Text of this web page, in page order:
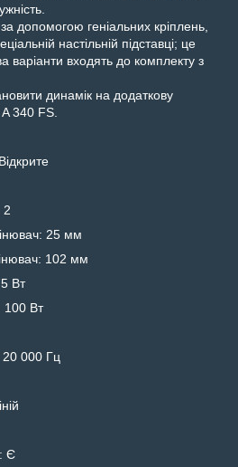
за допомогою геніальних кріплень,
настільній підставці; це
варіанти входять до комплекту з
динамік на додаткову
340 FS.
2
25 мм
102 мм
Вт
100 Вт
20 000 Гц
Є